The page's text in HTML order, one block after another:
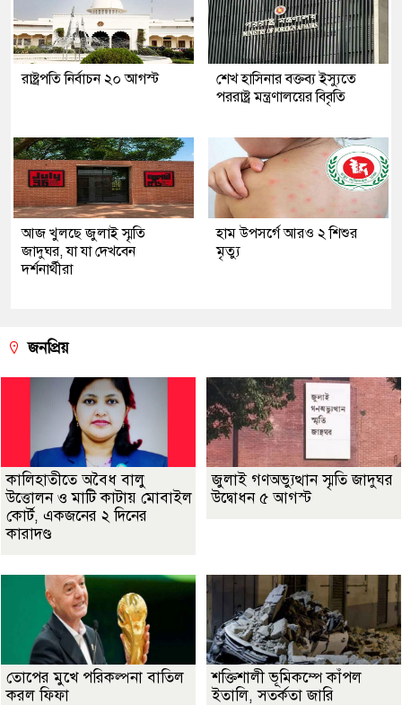
রাষ্ট্রপতি নির্বাচন ২০ আগস্ট
শেখ হাসিনার বক্তব্য ইস্যুতে
পররাষ্ট্র মন্ত্রণালয়ের বিবৃতি
আজ খুলছে জুলাই স্মৃতি
জাদুঘর, যা যা দেখবেন
দর্শনার্থীরা
হাম উপসর্গে আরও ২ শিশুর
মৃত্যু
জনপ্রিয়
কালিহাতীতে অবৈধ বালু
উত্তোলন ও মাটি কাটায় মোবাইল
কোর্ট, একজনের ২ দিনের
কারাদণ্ড
জুলাই গণঅভ্যুত্থান স্মৃতি জাদুঘর
উদ্বোধন ৫ আগস্ট
তোপের মুখে পরিকল্পনা বাতিল
করল ফিফা
শক্তিশালী ভূমিকম্পে কাঁপল
ইতালি, সতর্কতা জারি